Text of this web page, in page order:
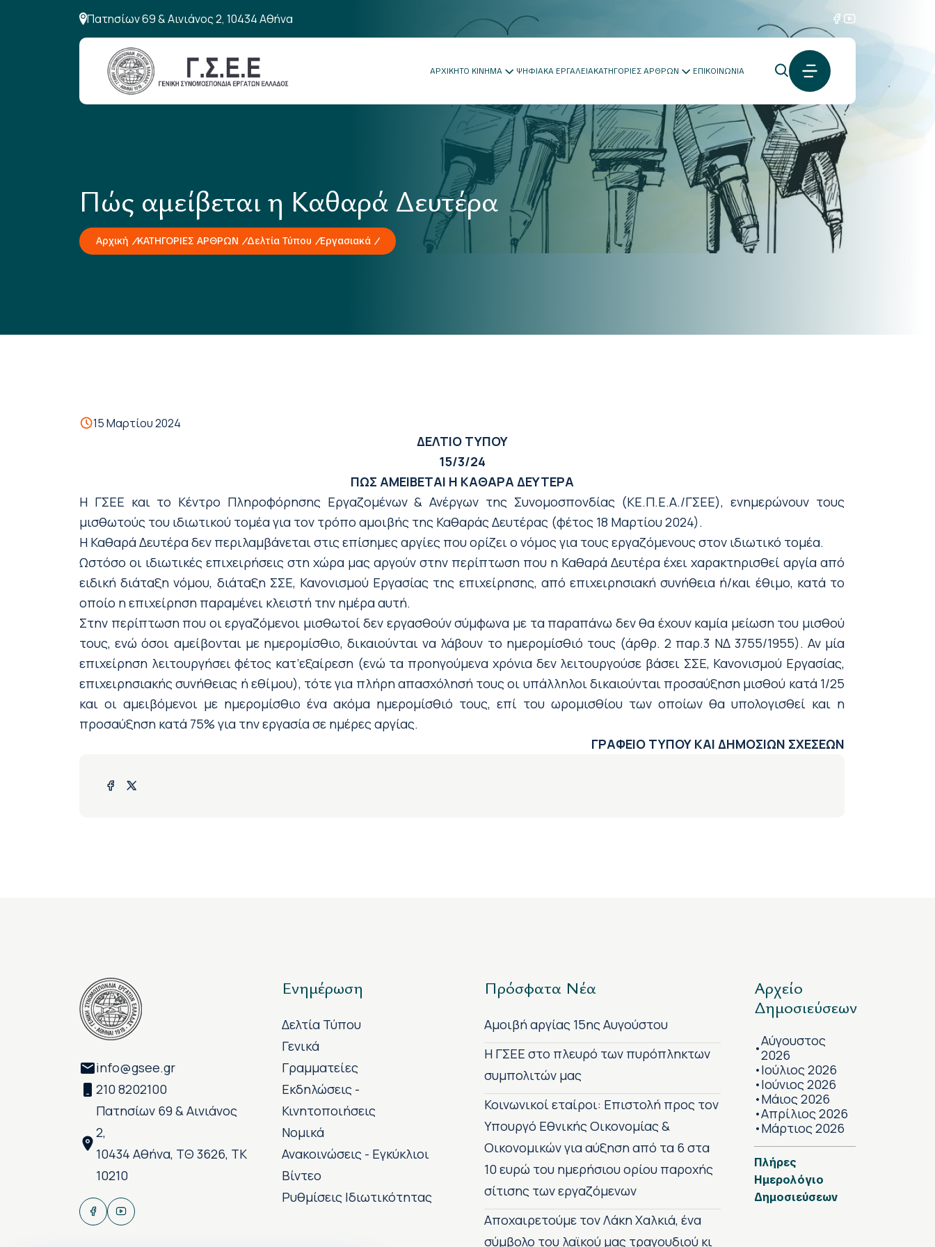
Πατησίων 69 & Αινιάνος 2, 10434 Αθήνα
ΑΡΧΙΚΗΤΟ ΚΙΝΗΜΑ ΨΗΦΙΑΚΑ ΕΡΓΑΛΕΙΑΚΑΤΗΓΟΡΙΕΣ ΑΡΘΡΩΝ ΕΠΙΚΟΙΝΩΝΙΑ
Πώς αμείβεται η Καθαρά Δευτέρα
Αρχική ΚΑΤΗΓΟΡΙΕΣ ΑΡΘΡΩΝ Δελτία Τύπου Εργασιακά
15 Μαρτίου 2024
ΔΕΛΤΙΟ ΤΥΠΟΥ
15/3/24
ΠΩΣ ΑΜΕΙΒΕΤΑΙ Η ΚΑΘΑΡΑ ΔΕΥΤΕΡΑ
H ΓΣΕΕ και το Κέντρο Πληροφόρησης Εργαζομένων & Ανέργων της Συνομοσπονδίας (ΚΕ.Π.Ε.Α./ΓΣΕΕ), ενημερώνουν τους
μισθωτούς του ιδιωτικού τομέα για τον τρόπο αμοιβής της Καθαράς Δευτέρας (φέτος 18 Μαρτίου 2024).
Η Καθαρά Δευτέρα δεν περιλαμβάνεται στις επίσημες αργίες που ορίζει ο νόμος για τους εργαζόμενους στον ιδιωτικό τομέα.
Ωστόσο οι ιδιωτικές επιχειρήσεις στη χώρα μας αργούν στην περίπτωση που η Καθαρά Δευτέρα έχει χαρακτηρισθεί αργία από
ειδική διάταξη νόμου, διάταξη ΣΣΕ, Κανονισμού Εργασίας της επιχείρησης, από επιχειρησιακή συνήθεια ή/και έθιμο, κατά το
οποίο η επιχείρηση παραμένει κλειστή την ημέρα αυτή.
Στην περίπτωση που οι εργαζόμενοι μισθωτοί δεν εργασθούν σύμφωνα με τα παραπάνω δεν θα έχουν καμία μείωση του μισθού
τους, ενώ όσοι αμείβονται με ημερομίσθιο, δικαιούνται να λάβουν το ημερομίσθιό τους (άρθρ. 2 παρ.3 ΝΔ 3755/1955). Αν μία
επιχείρηση λειτουργήσει φέτος κατ’εξαίρεση (ενώ τα προηγούμενα χρόνια δεν λειτουργούσε βάσει ΣΣΕ, Κανονισμού Εργασίας,
επιχειρησιακής συνήθειας ή εθίμου), τότε για πλήρη απασχόλησή τους οι υπάλληλοι δικαιούνται προσαύξηση μισθού κατά 1/25
και οι αμειβόμενοι με ημερομίσθιο ένα ακόμα ημερομίσθιό τους, επί του ωρομισθίου των οποίων θα υπολογισθεί και η
προσαύξηση κατά 75% για την εργασία σε ημέρες αργίας.
ΓΡΑΦΕΙΟ ΤΥΠΟΥ ΚΑΙ ΔΗΜΟΣΙΩΝ ΣΧΕΣΕΩΝ
info@gsee.gr
210 8202100
Πατησίων 69 & Αινιάνος
2,
10434 Αθήνα, ΤΘ 3626, ΤΚ
10210
Ενημέρωση
Δελτία Τύπου
Γενικά
Γραμματείες
Εκδηλώσεις -
Κινητοποιήσεις
Νομικά
Ανακοινώσεις - Εγκύκλιοι
Βίντεο
Ρυθμίσεις Ιδιωτικότητας
Πρόσφατα Νέα
Αμοιβή αργίας 15ης Αυγούστου
H ΓΣΕΕ στο πλευρό των πυρόπληκτων
συμπολιτών μας
Κοινωνικοί εταίροι: Επιστολή προς τον
Υπουργό Εθνικής Οικονομίας &
Οικονομικών για αύξηση από τα 6 στα
10 ευρώ του ημερήσιου ορίου παροχής
σίτισης των εργαζόμενων
Αποχαιρετούμε τον Λάκη Χαλκιά, ένα
σύμβολο του λαϊκού μας τραγουδιού κι
Αρχείο
Δημοσιεύσεων
•Αύγουστος
2026
•Ιούλιος 2026
•Ιούνιος 2026
•Μάιος 2026
•Απρίλιος 2026
•Μάρτιος 2026
Πλήρες
Ημερολόγιο
Δημοσιεύσεων